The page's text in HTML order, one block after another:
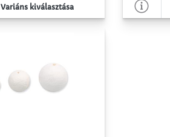
Variáns kiválasztása